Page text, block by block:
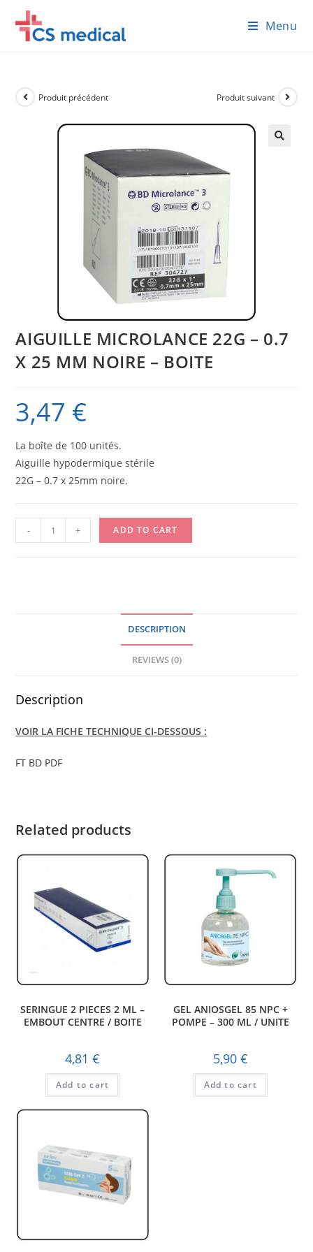
content
Menu
Produit précédent Produit suivant
AIGUILLE MICROLANCE 22G – 0.7
X 25 MM NOIRE – BOITE
3,47 €
La boîte de 100 unités.
Aiguille hypodermique stérile
22G – 0.7 x 25mm noire.
AIGUILLE
MICROLANCE
BOITE
- + ADD TO CART
DESCRIPTION
REVIEWS (0)
Description
VOIR LA FICHE TECHNIQUE CI-DESSOUS :
FT BD PDF
Related products
SERINGUE 2 PIECES 2 ML –
EMBOUT CENTRE / BOITE
4,81€
Add to cart
GEL ANIOSGEL 85 NPC +
POMPE – 300 ML / UNITE
5,90 €
Add to cart